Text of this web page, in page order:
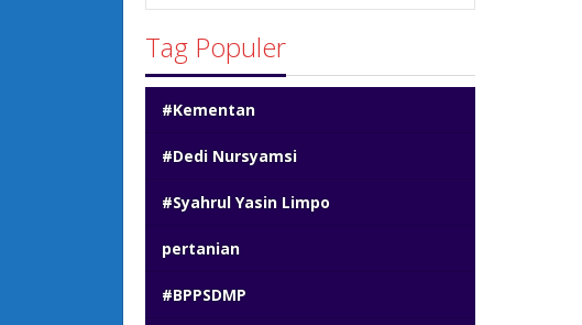
Tag Populer
#Kementan
#Dedi Nursyamsi
#Syahrul Yasin Limpo
pertanian
#BPPSDMP